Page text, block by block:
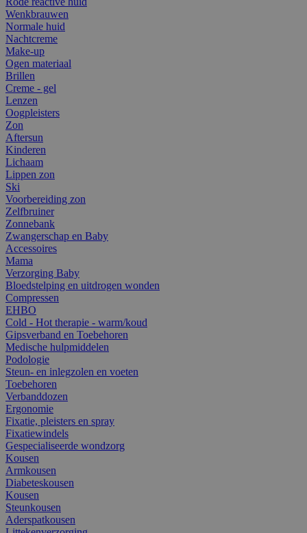
Wenkbrauwen
Normale huid
Nachtcreme
Make-up
Ogen materiaal
Brillen
Creme - gel
Lenzen
Oogpleisters
Zon
Aftersun
Kinderen
Lichaam
Lippen zon
Ski
Voorbereiding zon
Zelfbruiner
Zonnebank
Zwangerschap en Baby
Accessoires
Mama
Verzorging Baby
Bloedstelping en uitdrogen wonden
Compressen
EHBO
Cold - Hot therapie - warm/koud
Gipsverband en Toebehoren
Medische hulpmiddelen
Podologie
Steun- en inlegzolen en voeten
Toebehoren
Verbanddozen
Ergonomie
Fixatie, pleisters en spray
Fixatiewindels
Gespecialiseerde wondzorg
Kousen
Armkousen
Diabeteskousen
Kousen
Steunkousen
Aderspatkousen